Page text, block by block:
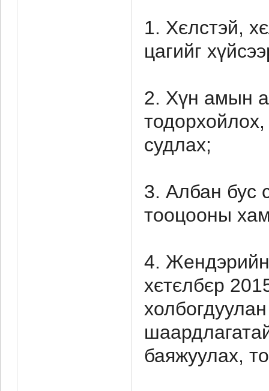
1. Хєлстэй,
цагийг
2. Хүн амын
тодорхойлох,
судлах;
3. Албан бус
тооцооны
4. Жендэрийн
хєтєлбєр
баяжуулах,